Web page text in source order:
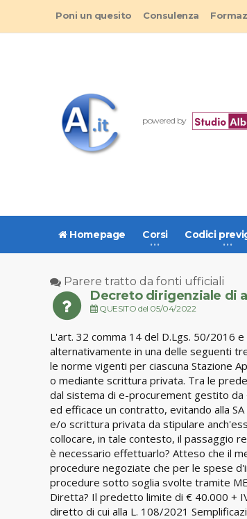
Poni un quesito Consulenza
powered by
Homepage Corsi Codici
Parere tratto da fonti ufficiali
Decreto dirigenziale di
QUESITO del 05/04/2022
L'art. 32 comma 14 del D.Lgs. 50/2016
alternativamente in una delle seguenti
le norme vigenti per ciascuna Stazione
o mediante scrittura privata. Tra le
dal sistema di e-procurement gestito
ed efficace un contratto, evitando alla
e/o scrittura privata da stipulare
collocare, in tale contesto, il passaggio
è necessario effettuarlo? Atteso che il
procedure negoziate che per le spese
procedure sotto soglia svolte tramite
Diretta? Il predetto limite di € 40.000 +
diretto di cui alla L. 108/2021